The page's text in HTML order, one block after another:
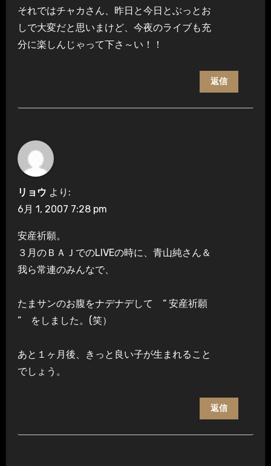
それではチャカさん、昨日と今日とぶっとお
しで大変だと思いまけど、今夜のライブも充
分に楽しんじゃって下さ～い！！
返信
リョウ より:
6月 1, 2007 7:28 pm
安産祈願。
３月のＢＡＪでのLIVEの時に、青山純さん＆
我ら常連のみんなで、
たまサンのお腹をナデナデして “ 安産祈願
” をしました。(笑）
あと１ヶ月後、きっと良い子が生まれること
でしょう。
返信